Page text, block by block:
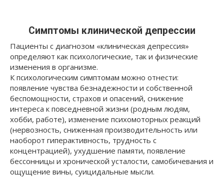
Симптомы клинической депрессии
Пациенты с диагнозом «клиническая депрессия»
определяют как психологические, так и физические
изменения в организме.
К психологическим симптомам можно отнести:
появление чувства безнадежности и собственной
беспомощности, страхов и опасений, снижение
интереса к повседневной жизни (родным людям,
хобби, работе), изменение психомоторных реакций
(нервозность, сниженная производительность или
наоборот гиперактивность, трудность с
концентрацией), ухудшение памяти, появление
бессонницы и хронической усталости, самобичевания и
ощущение вины, суицидальные мысли.